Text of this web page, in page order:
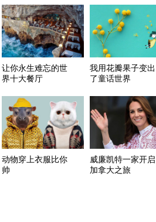
让你永生难忘的世
界十大餐厅
我用花瓣果子变出
了童话世界
动物穿上衣服比你
帅
威廉凯特一家开启
加拿大之旅